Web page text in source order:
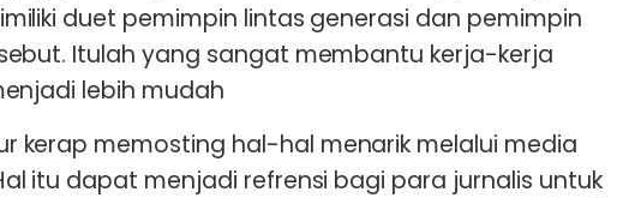
duet pemimpin lintas generasi dan pemimpin
Itulah yang sangat membantu kerja-kerja
lebih mudah
kerap memosting hal-hal menarik melalui media
itu dapat menjadi refrensi bagi para jurnalis untuk